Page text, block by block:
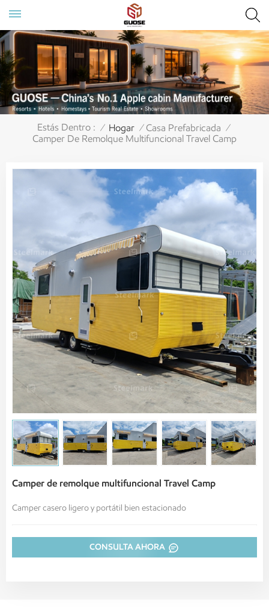
Estás Dentro : / Hogar / Casa Prefabricada /
Camper De Remolque Multifuncional Travel Camp
Camper de remolque multifuncional Travel Camp
Camper casero ligero y portátil bien estacionado
CONSULTA AHORA